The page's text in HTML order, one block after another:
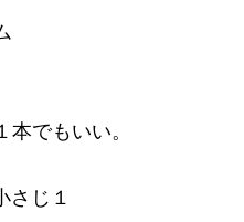
でもいい。
さじ１